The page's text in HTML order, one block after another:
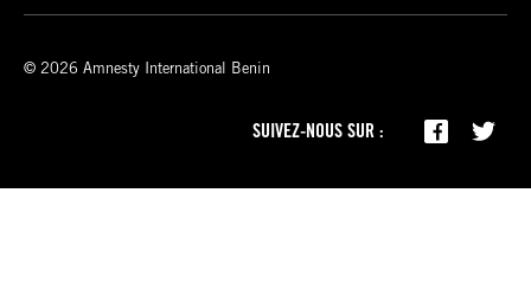
© 2026 Amnesty International Benin
SUIVEZ-NOUS SUR :